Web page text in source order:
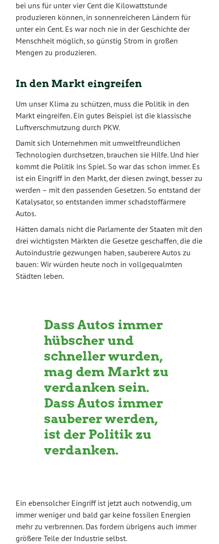
bei uns für unter vier Cent die Kilowattstunde
produzieren können, in sonnenreicheren Ländern für
unter ein Cent. Es war noch nie in der Geschichte der
Menschheit möglich, so günstig Strom in großen
Mengen zu produzieren.
In den Markt eingreifen
Um unser Klima zu schützen, muss die Politik in den
Markt eingreifen. Ein gutes Beispiel ist die klassische
Luftverschmutzung durch PKW.
Damit sich Unternehmen mit umweltfreundlichen
Technologien durchsetzen, brauchen sie Hilfe. Und hier
kommt die Politik ins Spiel. So war das schon immer. Es
ist ein Eingriff in den Markt, der diesen zwingt, besser zu
werden – mit den passenden Gesetzen. So entstand der
Katalysator, so entstanden immer schadstoffärmere
Autos.
Hätten damals nicht die Parlamente der Staaten mit den
drei wichtigsten Märkten die Gesetze geschaffen, die die
Autoindustrie gezwungen haben, sauberere Autos zu
bauen: Wir würden heute noch in vollgequalmten
Städten leben.
Dass Autos immer
hübscher und
schneller wurden,
mag dem Markt zu
verdanken sein.
Dass Autos immer
sauberer werden,
ist der Politik zu
verdanken.
Ein ebensolcher Eingriff ist jetzt auch notwendig, um
immer weniger und bald gar keine fossilen Energien
mehr zu verbrennen. Das fordern übrigens auch immer
größere Teile der Industrie selbst.